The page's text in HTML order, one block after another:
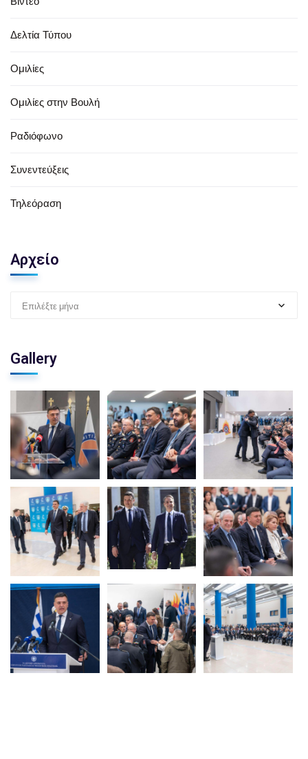
Δελτία Τύπου
Ομιλίες
Ομιλίες στην Βουλή
Ραδιόφωνο
Συνεντεύξεις
Τηλεόραση
Αρχείο
Επιλέξτε μήνα
Gallery